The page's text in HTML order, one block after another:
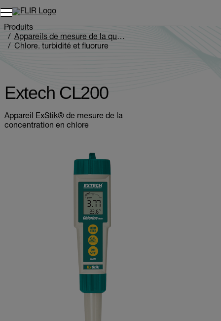
Unread messages
Modèle
Supprimer
articles
Ajouter au panier
Ajouté au panier
Produits
Appareils de mesure de la qualité de l’eau
Chlore, turbidité et fluorure
Extech CL200
Appareil ExStik® de mesure de la
concentration en chlore